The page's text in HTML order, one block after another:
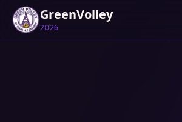
GreenVolley
2026